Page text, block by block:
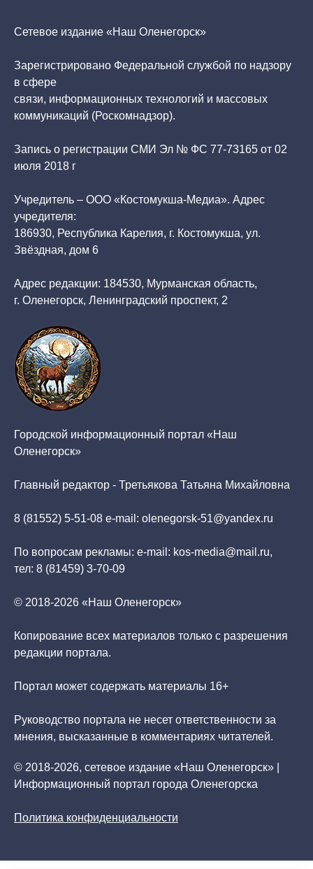
Сетевое издание «Наш Оленегорск»
Зарегистрировано Федеральной службой по надзору
в сфере
связи, информационных технологий и массовых
коммуникаций (Роскомнадзор).
Запись о регистрации СМИ Эл № ФС 77-73165 от 02
июля 2018 г
Учредитель – ООО «Костомукша-Медиа». Адрес
учредителя:
186930, Республика Карелия, г. Костомукша, ул.
Звёздная, дом 6
Адрес редакции: 184530, Мурманская область,
г. Оленегорск, Ленинградский проспект, 2
Городской информационный портал «Наш
Оленегорск»
Главный редактор - Третьякова Татьяна Михайловна
8 (81552) 5-51-08 e-mail: olenegorsk-51@yandex.ru
По вопросам рекламы: e-mail: kos-media@mail.ru,
тел: 8 (81459) 3-70-09
© 2018-2026 «Наш Оленегорск»
Копирование всех материалов только с разрешения
редакции портала.
Портал может содержать материалы 16+
Руководство портала не несет ответственности за
мнения, высказанные в комментариях читателей.
© 2018-2026, сетевое издание «Наш Оленегорск» |
Информационный портал города Оленегорска
Политика конфиденциальности